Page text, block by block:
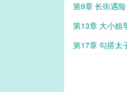
第9章 长街遇险
第13章 大小姐
第17章 勾搭太